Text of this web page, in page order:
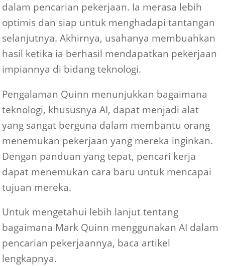
dalam pencarian pekerjaan. Ia merasa lebih
optimis dan siap untuk menghadapi tantangan
selanjutnya. Akhirnya, usahanya membuahkan
hasil ketika ia berhasil mendapatkan pekerjaan
impiannya di bidang teknologi.
Pengalaman Quinn menunjukkan bagaimana
teknologi, khususnya AI, dapat menjadi alat
yang sangat berguna dalam membantu orang
menemukan pekerjaan yang mereka inginkan.
Dengan panduan yang tepat, pencari kerja
dapat menemukan cara baru untuk mencapai
tujuan mereka.
Untuk mengetahui lebih lanjut tentang
bagaimana Mark Quinn menggunakan AI dalam
pencarian pekerjaannya, baca artikel
lengkapnya.